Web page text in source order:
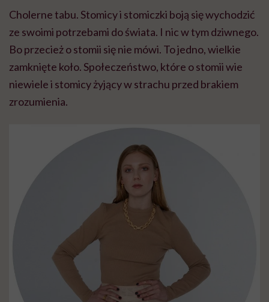
Cholerne tabu. Stomicy i stomiczki boją się wychodzić
ze swoimi potrzebami do świata. I nic w tym dziwnego.
Bo przecież o stomii się nie mówi. To jedno, wielkie
zamknięte koło. Społeczeństwo, które o stomii wie
niewiele i stomicy żyjący w strachu przed brakiem
zrozumienia.